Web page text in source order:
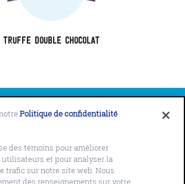
Truffe Double chocolat
POLITIQUE DE CONFIDENTIALITÉ
AVIS SUR LES TÉMOINS
Politique de confidentialité
des témoins pour améliorer
et pour analyser la
trafic sur notre site web. Nous
des renseignements sur votre